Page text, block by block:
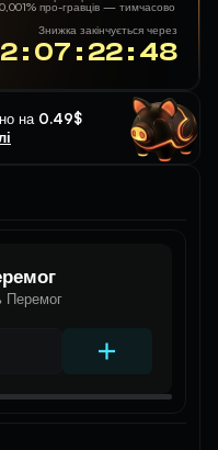
про-гравців — тимчасово
Знижка закінчується через
: 07 : 22 : 47
на 0.49$
Перемог